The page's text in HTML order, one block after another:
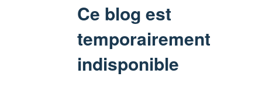
Ce blog est
temporairement
indisponible